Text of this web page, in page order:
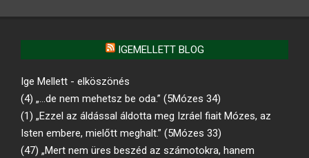
IGEMELLETT BLOG
Ige Mellett - elköszönés
(4) „…de nem mehetsz be oda.” (5Mózes 34)
(1) „Ezzel az áldással áldotta meg Izráel fiait Mózes, az
Isten embere, mielőtt meghalt.” (5Mózes 33)
(47) „Mert nem üres beszéd az számotokra, hanem